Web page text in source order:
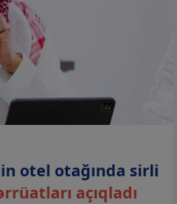
otel otağında sirli
açıqladı